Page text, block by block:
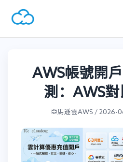
AWS帳號開
測：AWS
亞馬遜雲AWS / 2026-